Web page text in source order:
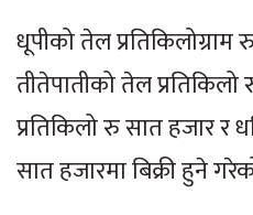
धूपीको तेल
तीतेपातीको तेल
प्रतिकिलो रु सात हजार र
सात हजारमा बिक्री हुने